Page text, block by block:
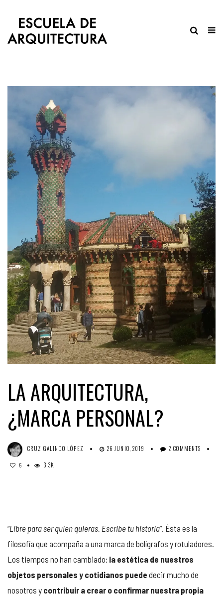
LA ARQUITECTURA,
¿MARCA PERSONAL?
CRUZ GALINDO LÓPEZ 26 JUNIO, 2019 2 COMMENTS
5 3.3K
“Libre para ser quien quieras. Escribe tu historia”. Ésta es la
filosofía que acompaña a una marca de bolígrafos y rotuladores.
Los tiempos no han cambiado: la estética de nuestros
objetos personales y cotidianos puede decir mucho de
nosotros y contribuir a crear o confirmar nuestra propia